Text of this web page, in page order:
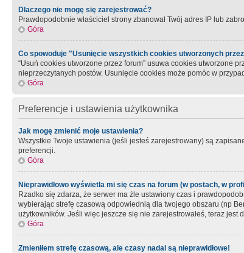
Dlaczego nie mogę się zarejestrować?
Prawdopodobnie właściciel strony zbanował Twój adres IP lub
Góra
Co spowoduje "Usunięcie wszystkich cookies utworzonych
“Usuń cookies utworzone przez forum” usuwa cookies utworzone
nieprzeczytanych postów. Usunięcie cookies może pomóc w
Góra
Preferencje i ustawienia użytkownika
Jak mogę zmienić moje ustawienia?
Wszystkie Twoje ustawienia (jeśli jesteś zarejestrowany) są
preferencji.
Góra
Nieprawidłowo wyświetla mi się czas na forum (w postach, w
Rzadko się zdarza, że serwer ma źle ustawiony czas i
wybierając strefę czasową odpowiednią dla twojego obszaru (np
użytkowników. Jeśli więc jeszcze się nie zarejestrowałeś, teraz jest
Góra
Zmieniłem strefę czasową, ale czasy nadal są nieprawidłowe!